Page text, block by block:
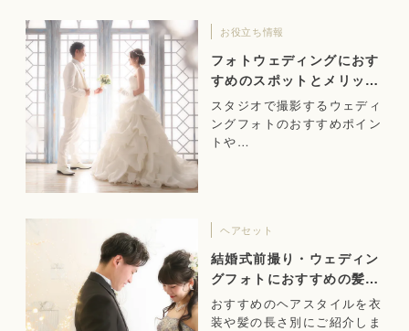
お役立ち情報
フォトウェディングにおす
すめのスポットとメリット
をご紹介！
スタジオで撮影するウェディ
ングフォトのおすすめポイン
トや…
ヘアセット
結婚式前撮り・ウェディン
グフォトにおすすめの髪
型！
おすすめのヘアスタイルを衣
装や髪の長さ別にご紹介しま